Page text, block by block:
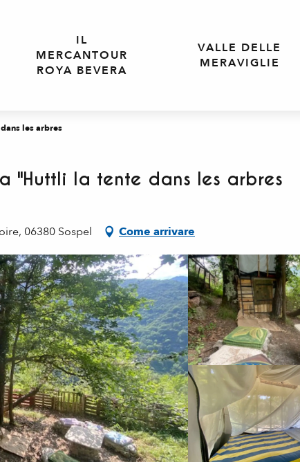
IL
MERCANTOUR
ROYA BEVERA
VALLE DELLE
MERAVIGLIE
les arbres
"Huttli la tente dans les arbres
06380 Sospel Come arrivare